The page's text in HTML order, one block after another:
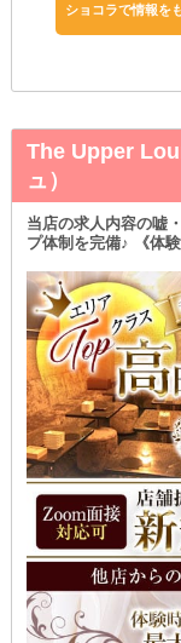
面倒な物件探しや
ます♪
「遠方に住んでい
当店は《土曜日》
金曜・土曜は特に
本業があって平日
週末だけ勤務すれ
ショコラで情報を
The Upper
ュ）
当店の求人内容の嘘
プ体制を完備♪ 《体験